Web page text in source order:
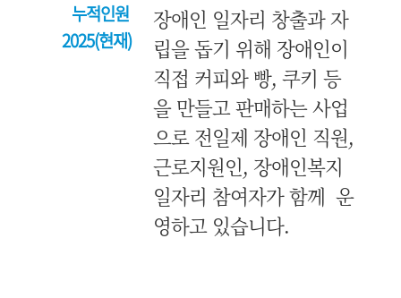
누적인원
2025(현재)
장애인 일자리 창출과 자
립을 돕기 위해 장애인이
직접 커피와 빵, 쿠키 등
을 만들고 판매하는 사업
으로 전일제 장애인 직원,
근로지원인, 장애인복지
일자리 참여자가 함께 운
영하고 있습니다.